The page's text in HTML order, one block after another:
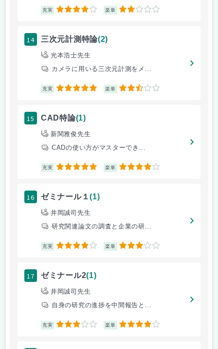
充実 4 楽単 2
14 三次元計測特論(2)
光本浩士先生
カメラに用いる三次元計測をメ...
充実 5 楽単 2.5
15 CAD特論(1)
新関雅俊先生
CADの使い方がマスターでき...
充実 5 楽単 4
16 ゼミナール１(1)
井岡誠司先生
研究関連論文の調査と企業の研...
充実 4 楽単 3
17 ゼミナール2(1)
井岡誠司先生
自身の研究の進捗を中間報告と...
充実 3 楽単 4